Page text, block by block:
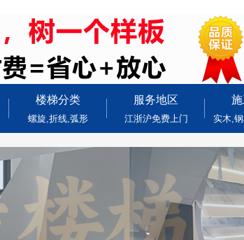
楼梯分类
螺旋,折线,弧形
服务地区
江浙沪免费上门 实木,